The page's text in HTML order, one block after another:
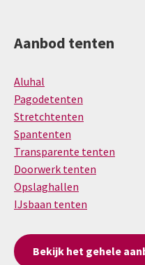
Aanbod tenten
Aluhal
Pagodetenten
Stretchtenten
Spantenten
Transparente tenten
Doorwerk tenten
Opslaghallen
IJsbaan tenten
Bekijk het gehele